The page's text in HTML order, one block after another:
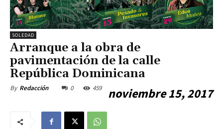
SOLEDAD
Arranque a la obra de
pavimentación de la calle
República Dominicana
By Redacción noviembre 15, 2017
0 459